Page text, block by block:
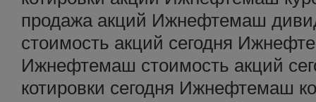
продажа акций Ижнефтемаш
стоимость акций сегодня
Ижнефтемаш стоимость акций
котировки сегодня Ижнефтемаш